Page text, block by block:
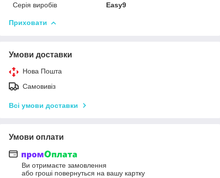
Серія виробів
Easy9
Приховати
Умови доставки
Нова Пошта
Самовивіз
Всі умови доставки
Умови оплати
Ви отримаєте замовлення
або гроші повернуться на вашу картку